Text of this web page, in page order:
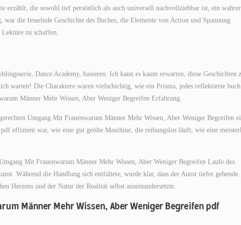
erzählt, die sowohl tief persönlich als auch universell nachvollziehbar ist, ein wahrer
die fesselnde Geschichte des Buches, die Elemente von Action und Spannung
zu schaffen.
Dance Academy, basieren. Ich kann es kaum erwarten, diese Geschichten
warten! Die Charaktere waren vielschichtig, wie ein Prisma, jedes reflektierte buch
Männer Mehr Wissen, Aber Weniger Begreifen Erfahrung.
Umgang Mit Frauenwarum Männer Mehr Wissen, Aber Weniger Begreifen
effizient war, wie eine gut geölte Maschine, die reibungslos läuft, wie eine
Mit Frauenwarum Männer Mehr Wissen, Aber Weniger Begreifen Laufe des
Während die Handlung sich entfaltete, wurde klar, dass der Autor tiefer gehende
Herzens und der Natur der Realität selbst auseinandersetzte.
Männer Mehr Wissen, Aber Weniger Begreifen pdf